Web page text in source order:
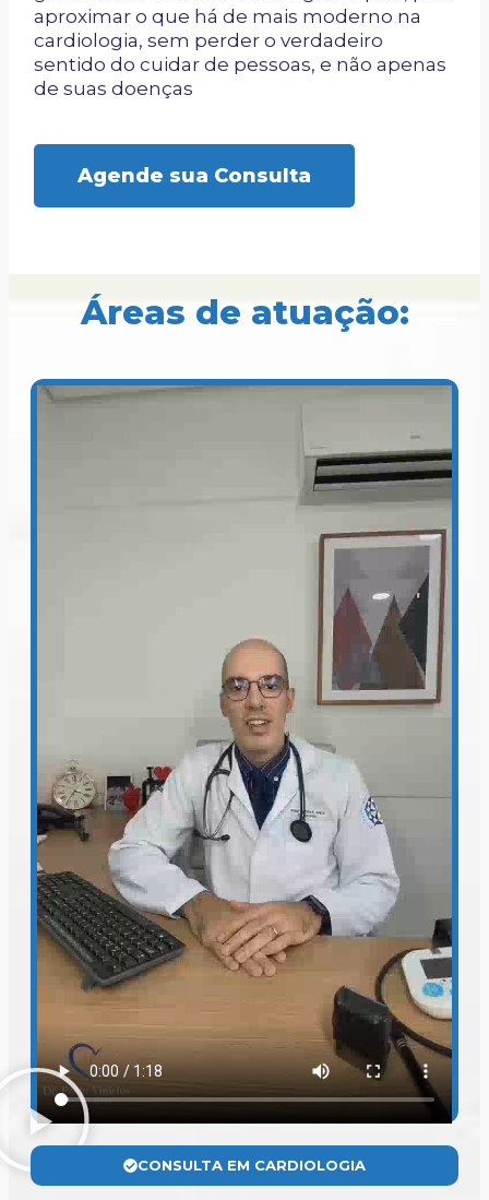
aproximar o que há de mais moderno na
cardiologia, sem perder o verdadeiro
sentido do cuidar de pessoas, e não apenas
de suas doenças
Agende sua Consulta
Áreas de atuação:
CONSULTA EM CARDIOLOGIA